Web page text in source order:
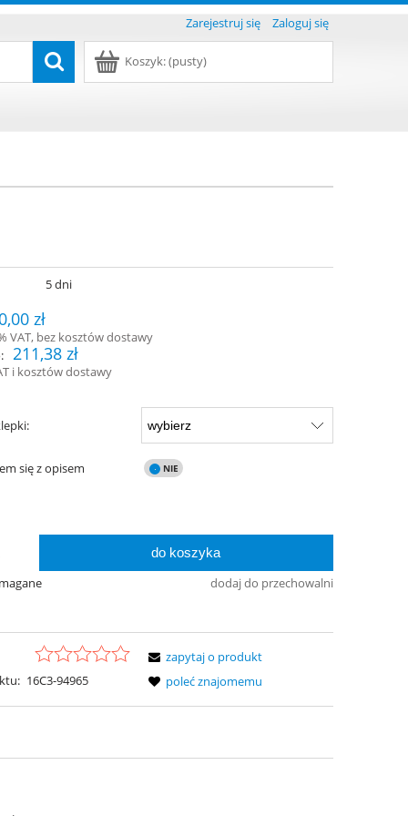
Zarejestruj się Zaloguj się
Koszyk:(pusty)
5 dni
zł
VAT, bez kosztów dostawy
211,38 zł
i kosztów dostawy
się z opisem
do koszyka
dodaj do przechowalni
16C3-94965
zapytaj o produkt
poleć znajomemu